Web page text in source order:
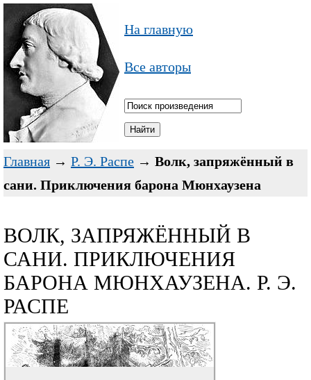
На главную
Все авторы
Главная → Р. Э. Распе → Волк, запряжённый в
сани. Приключения барона Мюнхаузена
ВОЛК, ЗАПРЯЖЁННЫЙ В
САНИ. ПРИКЛЮЧЕНИЯ
БАРОНА МЮНХАУЗЕНА. Р. Э.
РАСПЕ